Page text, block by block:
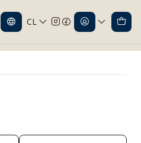
CL
Fuerte